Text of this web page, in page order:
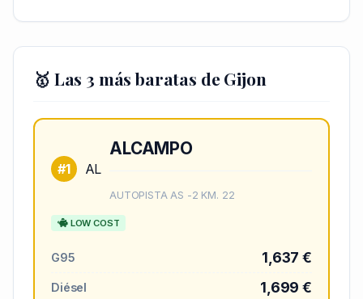
🥇 Las 3 más baratas de Gijon
#1 AL
ALCAMPO
AUTOPISTA AS -2 KM. 22
LOW COST
G95 1,637 €
Diésel 1,699 €